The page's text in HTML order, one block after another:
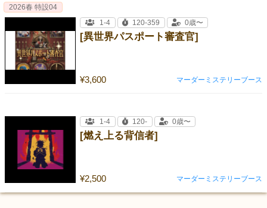
[異世界パスポート審査官]
¥3,600
2026春 特設04
1-4
120-359 0歳〜
マーダーミステリーブース
[燃え上る背信者]
¥2,500
1-4 120- 0歳〜
マーダーミステリーブース